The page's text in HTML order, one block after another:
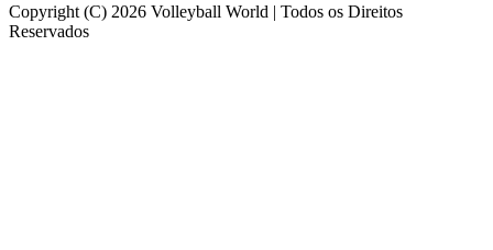
Copyright (C) 2026 Volleyball World | Todos os Direitos
Reservados